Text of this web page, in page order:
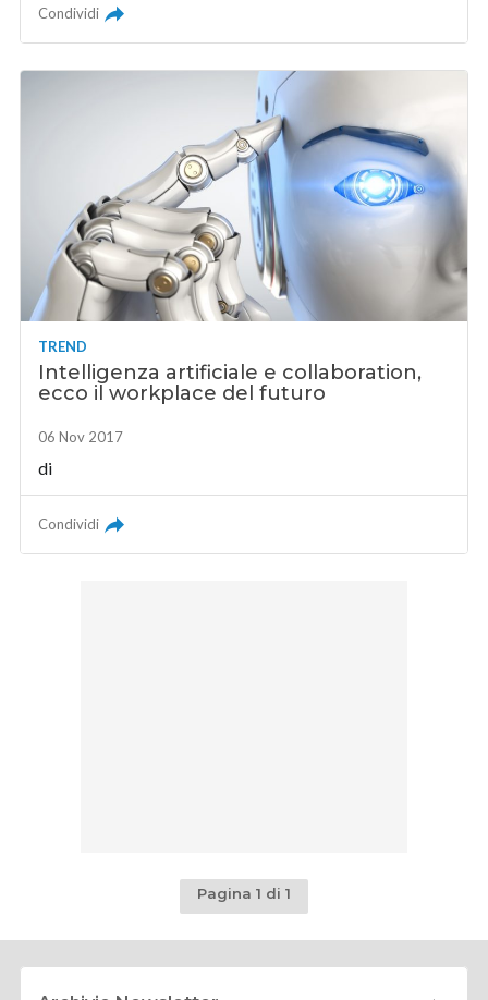
Condividi
TREND
Intelligenza artificiale e collaboration,
ecco il workplace del futuro
06 Nov 2017
di
Condividi
Pagina 1 di 1